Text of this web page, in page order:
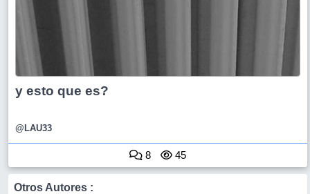
y esto que es?
@LAU33
8 45
Otros Autores :